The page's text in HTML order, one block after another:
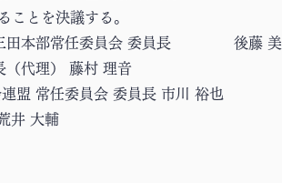
ことを決議する。
三田本部常任委員会 委員長 後藤
（代理） 藤村 理音
盟 常任委員会 委員長 市川 裕也
井 大輔